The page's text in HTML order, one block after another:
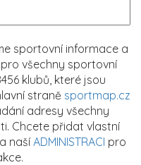
sportovní informace a
všechny sportovní
klubů, které jsou
straně sportmap.cz
adresy všechny
Chcete přidat vlastní
naší ADMINISTRACI pro